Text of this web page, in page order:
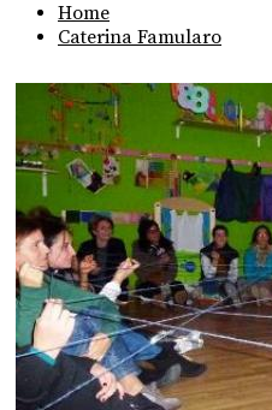
Home
Caterina Famularo